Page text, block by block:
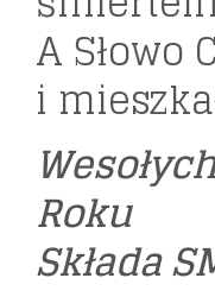
A Słowo
i
Roku
Składa